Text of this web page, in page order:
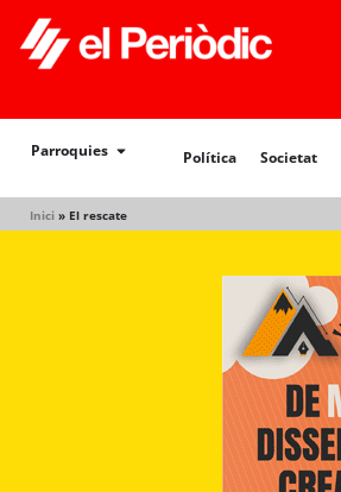
Parroquies Política Societat
Inici » El rescate
Política Societat